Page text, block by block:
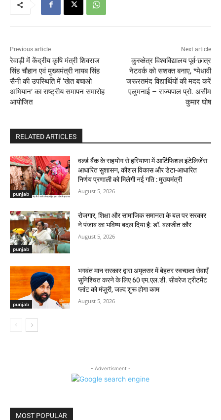
Previous article
रेवाड़ी में केंद्रीय कृषि मंत्री शिवराज
सिंह चौहान एवं मुख्यमंत्री नायब सिंह
सैनी की उपस्थिति में ‘खेत बचाओ
अभियान’ का राष्ट्रीय समापन समारोह
आयोजित
Next article
कुरुक्षेत्र विश्वविद्यालय पूर्व-छात्र
नेटवर्क को सशक्त बनाए, *मेधावी
जरूरतमंद विद्यार्थियों की मदद करें
एलुमनाई – राज्यपाल प्रो. असीम
कुमार घोष
RELATED ARTICLES
punjab
वर्ल्ड बैंक के सहयोग से हरियाणा में आर्टिफिशल इंटेलिजेंस
आधारित सुशासन, कौशल विकास और डेटा-आधारित
निर्णय प्रणाली को मिलेगी नई गति : मुख्यमंत्री
August 5, 2026
punjab
रोजगार, शिक्षा और सामाजिक समानता के बल पर सरकार
ने पंजाब का भविष्य बदल दिया है: डॉ. बलजीत कौर
August 5, 2026
punjab
भगवंत मान सरकार द्वारा अमृतसर में बेहतर स्वच्छता सेवाएँ
सुनिश्चित करने के लिए 60 एम.एल.डी. सीवरेज ट्रीटमेंट
प्लांट को मंज़ूरी, जल्द शुरू होगा काम
August 5, 2026
- Advertisment -
MOST POPULAR